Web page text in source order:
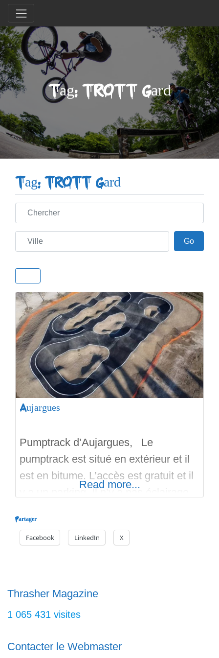
Tag: TROTT Gard
Tag: TROTT Gard
Chercher
Ville GoGo
Aujargues
Pumptrack d’Aujargues, Le
pumptrack est situé en extérieur et il
est en bitume. L’accès est gratuit et il
y a un parking. Il n’y a pas éclairage.
H-Tracks en 2023. Voici le lien pour la
Playlist des réalisations du
des
Read more...
Partager
Facebook LinkedIn X
Thrasher Magazine
1 065 431 visites
Contacter le Webmaster